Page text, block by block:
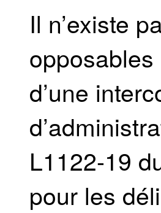
Il n’existe
d’une
L1122-19
pour les